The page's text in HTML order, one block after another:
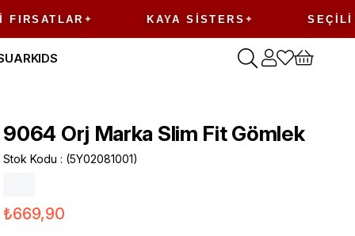
KAYA SISTERS SEÇILI
KIDS
9064 Orj Marka Slim Fit Gömlek
Stok Kodu (5Y02081001)
₺669,90